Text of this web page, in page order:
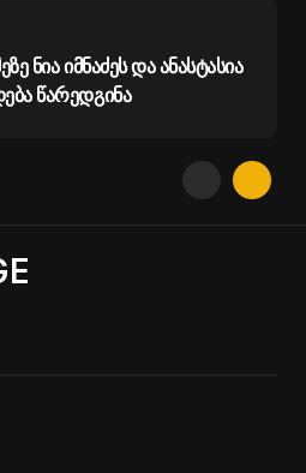
ნია იმნაძეს და ანასტასია
წარედგინა